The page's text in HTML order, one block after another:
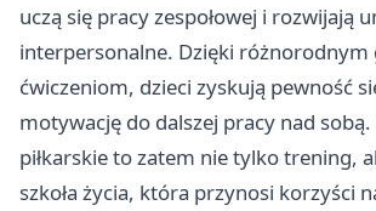
uczą się pracy zespołowej i rozwijają
interpersonalne. Dzięki różnorodnym
ćwiczeniom, dzieci zyskują pewność
motywację do dalszej pracy nad
piłkarskie to zatem nie tylko trening,
szkoła życia, która przynosi korzyści